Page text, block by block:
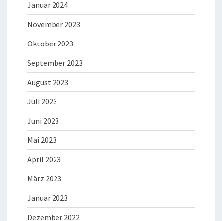
Januar 2024
November 2023
Oktober 2023
September 2023
August 2023
Juli 2023
Juni 2023
Mai 2023
April 2023
März 2023
Januar 2023
Dezember 2022